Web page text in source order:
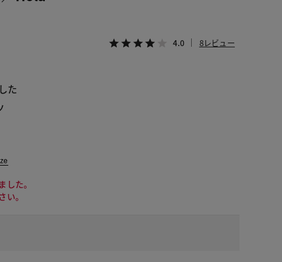
4.0 8レビュー
た
た。
い。